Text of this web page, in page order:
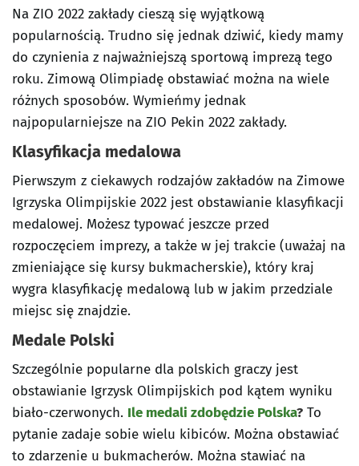
Na ZIO 2022 zakłady cieszą się wyjątkową
popularnością. Trudno się jednak dziwić, kiedy mamy
do czynienia z najważniejszą sportową imprezą tego
roku. Zimową Olimpiadę obstawiać można na wiele
różnych sposobów. Wymieńmy jednak
najpopularniejsze na ZIO Pekin 2022 zakłady.
Klasyfikacja medalowa
Pierwszym z ciekawych rodzajów zakładów na Zimowe
Igrzyska Olimpijskie 2022 jest obstawianie klasyfikacji
medalowej. Możesz typować jeszcze przed
rozpoczęciem imprezy, a także w jej trakcie (uważaj na
zmieniające się kursy bukmacherskie), który kraj
wygra klasyfikację medalową lub w jakim przedziale
miejsc się znajdzie.
Medale Polski
Szczególnie popularne dla polskich graczy jest
obstawianie Igrzysk Olimpijskich pod kątem wyniku
biało-czerwonych. Ile medali zdobędzie Polska? To
pytanie zadaje sobie wielu kibiców. Można obstawiać
to zdarzenie u bukmacherów. Można stawiać na